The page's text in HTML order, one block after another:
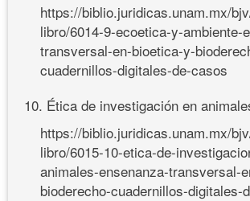
https://biblio.juridicas.unam.mx/
libro/6014-9-ecoetica-y-ambiente-
transversal-en-bioetica-y-
cuadernillos-digitales-de-casos
10. Ética de investigación en
https://biblio.juridicas.unam.mx/
libro/6015-10-etica-de-
animales-ensenanza-transversal-
bioderecho-cuadernillos-digitales-